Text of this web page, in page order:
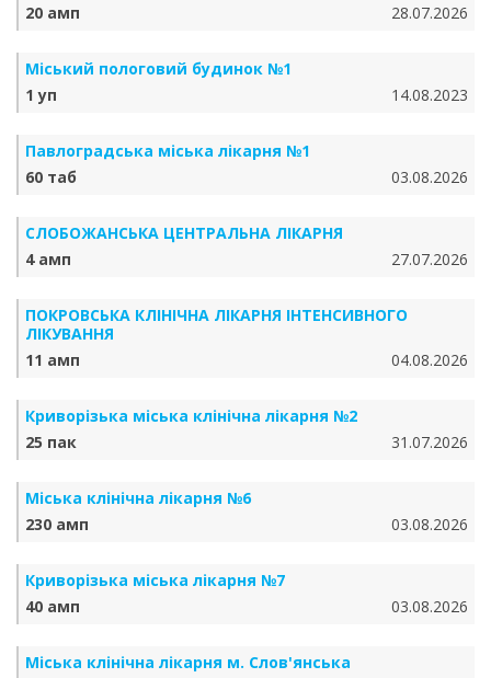
20 амп
28.07.2026
Міський пологовий будинок №1
1 уп
14.08.2023
Павлоградська міська лікарня №1
60 таб
03.08.2026
СЛОБОЖАНСЬКА ЦЕНТРАЛЬНА ЛІКАРНЯ
4 амп
27.07.2026
ПОКРОВСЬКА КЛІНІЧНА ЛІКАРНЯ ІНТЕНСИВНОГО
ЛІКУВАННЯ
11 амп
04.08.2026
Криворізька міська клінічна лікарня №2
25 пак
31.07.2026
Міська клінічна лікарня №6
230 амп
03.08.2026
Криворізька міська лікарня №7
40 амп
03.08.2026
Міська клінічна лікарня м. Слов'янська